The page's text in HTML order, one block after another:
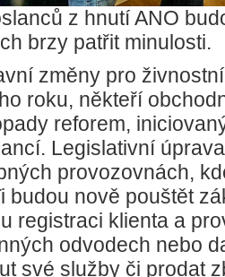
z hnutí ANO
brzy patřit minulosti.
změny pro
roku, někteří
reforem,
Legislativní
provozovnách,
budou nově pouštět
registraci klienta a
odvodech nebo
své služby či prodat